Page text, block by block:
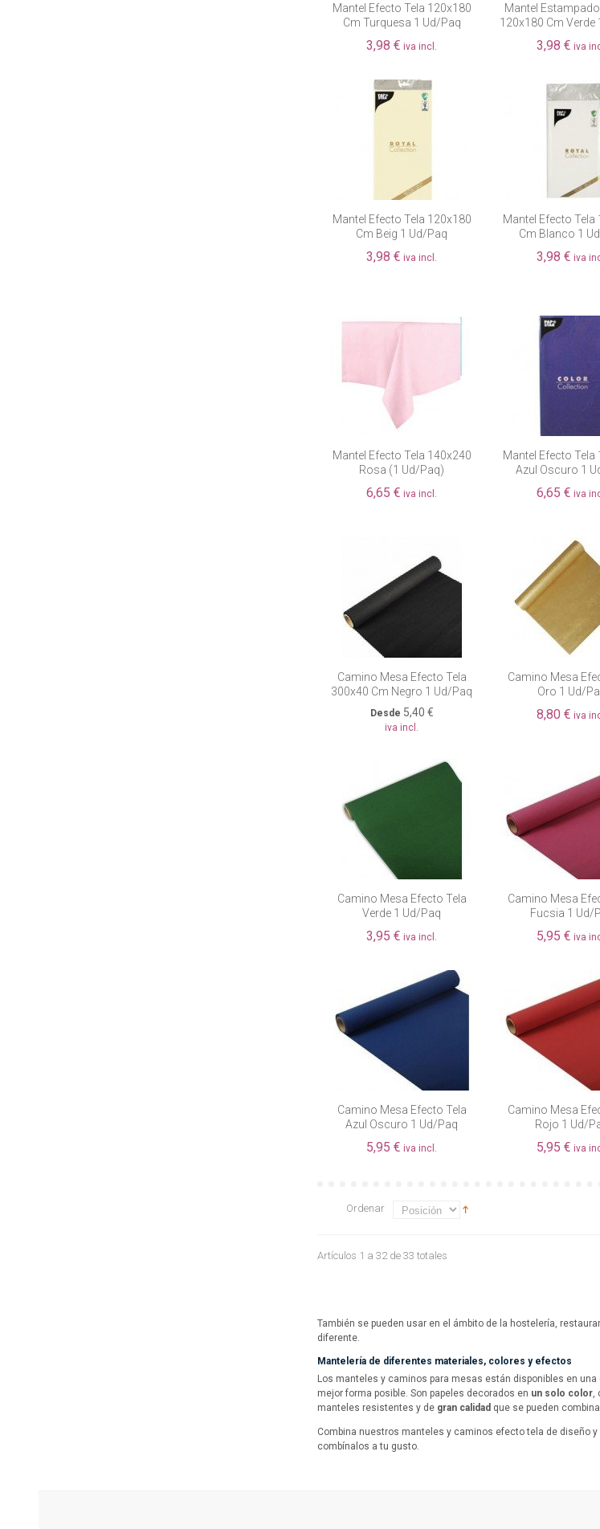
Mantel Efecto Tela 120x180
Cm Turquesa 1 Ud/paq
3,98 € iva incl.
Mantel
120x180 Cm Verde
3,98 € iva
Mantel Efecto Tela 120x180
Cm Beig 1 Ud/paq
3,98 € iva incl.
Mantel Efecto Tela
Cm Blanco 1
3,98 € iva
Mantel Efecto Tela 140x240
Rosa (1 Ud/paq)
6,65 € iva incl.
Mantel Efecto Tela
Azul Oscuro 1
6,65 € iva
Camino Mesa Efecto Tela
300x40 Cm Negro 1 Ud/paq
Desde 5,40 €
iva incl.
Camino Mesa
Oro 1 Ud/
8,80 € iva
Camino Mesa Efecto Tela
Verde 1 Ud/paq
3,95 € iva incl.
Camino Mesa
Fucsia 1 Ud/
5,95 € iva
Camino Mesa Efecto Tela
Azul Oscuro 1 Ud/paq
5,95 € iva incl.
Camino Mesa
Rojo 1 Ud/
5,95 € iva
Ordenar
Artículos 1 a 32 de 33 totales
También se pueden usar en el ámbito de la hostelería,
diferente.
Mantelería de diferentes materiales, colores y efectos
Los manteles y caminos para mesas están disponibles en
mejor forma posible. Son papeles decorados en un solo color,
manteles resistentes y de gran calidad que se pueden
Combina nuestros manteles y caminos efecto tela de diseño
combínalos a tu gusto.